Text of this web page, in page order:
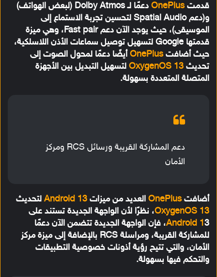
قدمتOnePlus
دعمًا لـ Dolby Atmos (لبعض الهواتف)
و(دعم Spatial Audio لتحسين تجربة الاستماع إلى
الموسيقى)، حيث يوجد الآن دعم Fast pair، وهي ميزة
قدمتها Google لتسهيل توصيل سماعات الأذن اللاسلكية،
حيث أضافتOnePlusأيضًا دعمًا لمحول الصوت إلى
تحديث OxygenOS 13 لتسهيل التبديل بين الأجهزة
المتصلة المتعددة بسهولة.
دعم المشاركة القريبة ورسائل RCS ومركز
الأمان
أضافتOnePlus العديد من ميزات Android 13لتحديث
OxygenOS 13، نظرًا لأن الواجهة الجديدة تستند على
Android 13، فإن الواجهة الجديدة تتضمن الآن دعمًا
للمشاركة القريبة، ومراسلة RCS بالإضافة إلى ميزة مركز
الأمان، والتي تتيح رؤية أذونات خصوصية التطبيقات
والتحكم فيها بسهولة.